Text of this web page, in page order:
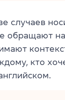
случаев
обращают
кто